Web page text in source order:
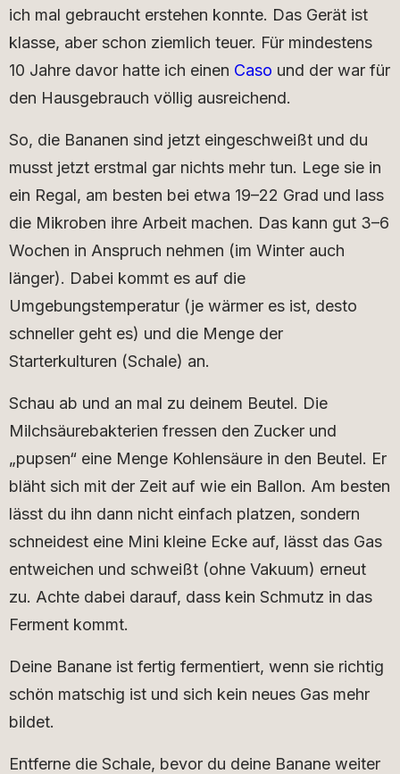
ich mal gebraucht erstehen konnte. Das Gerät ist
klasse, aber schon ziemlich teuer. Für mindestens
10 Jahre davor hatte ich einen Caso und der war für
den Hausgebrauch völlig ausreichend.
So, die Bananen sind jetzt eingeschweißt und du
musst jetzt erstmal gar nichts mehr tun. Lege sie in
ein Regal, am besten bei etwa 19–22 Grad und lass
die Mikroben ihre Arbeit machen. Das kann gut 3–6
Wochen in Anspruch nehmen (im Winter auch
länger). Dabei kommt es auf die
Umgebungstemperatur (je wärmer es ist, desto
schneller geht es) und die Menge der
Starterkulturen (Schale) an.
Schau ab und an mal zu deinem Beutel. Die
Milchsäurebakterien fressen den Zucker und
„pupsen“ eine Menge Kohlensäure in den Beutel. Er
bläht sich mit der Zeit auf wie ein Ballon. Am besten
lässt du ihn dann nicht einfach platzen, sondern
schneidest eine Mini kleine Ecke auf, lässt das Gas
entweichen und schweißt (ohne Vakuum) erneut
zu. Achte dabei darauf, dass kein Schmutz in das
Ferment kommt.
Deine Banane ist fertig fermentiert, wenn sie richtig
schön matschig ist und sich kein neues Gas mehr
bildet.
Entferne die Schale, bevor du deine Banane weiter